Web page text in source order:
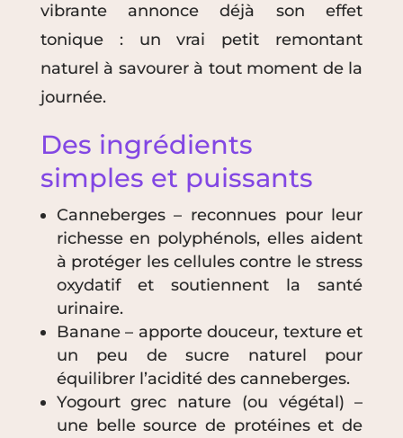
vibrante annonce déjà son effet
tonique : un vrai petit remontant
naturel à savourer à tout moment de la
journée.
Des ingrédients
simples et puissants
Canneberges – reconnues pour leur
richesse en polyphénols, elles aident
à protéger les cellules contre le stress
oxydatif et soutiennent la santé
urinaire.
Banane – apporte douceur, texture et
un peu de sucre naturel pour
équilibrer l’acidité des canneberges.
Yogourt grec nature (ou végétal) –
une belle source de protéines et de